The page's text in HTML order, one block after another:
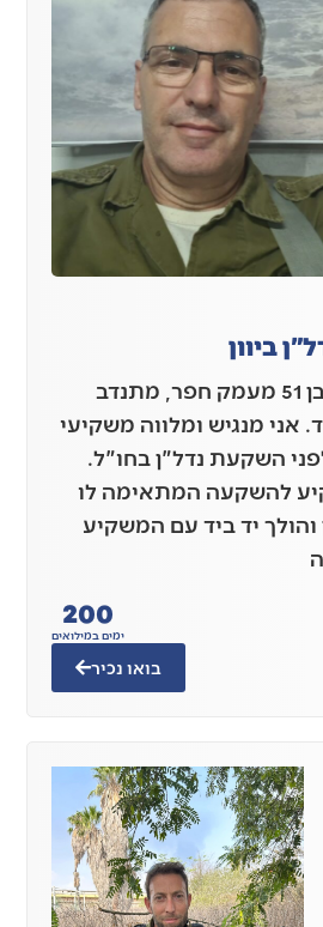
ביוון
אני, אופיר הררי, בן 51 מעמק חפר, מתנדב
אני מנגיש ומלווה משקיעי
לפני השקעת נדל"ן בחו"ל.
להשקעה המתאימה לו
והולך יד ביד עם המשקיע
ימים במילואים
200
בואו נכיר